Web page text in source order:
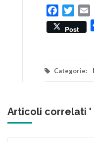
Facebook
Post
Categorie:
Articoli correlati '